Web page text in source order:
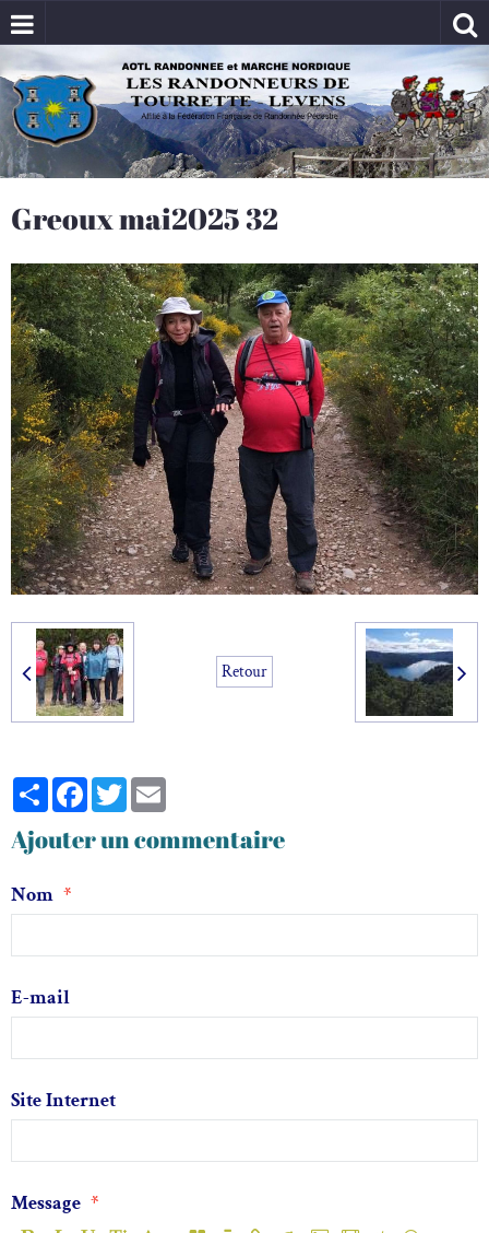
Greoux mai2025 32
Retour
PartagerFacebook
Twitter
Ajouter un commentaire
Nom
E-mail
Site Internet
Message